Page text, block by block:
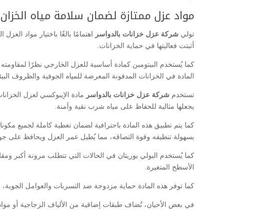
مواد عزل ممتازة لضمان سلامة مياه الخزان
تولي شركة عزل خزانات بالدواسر اهتمامًا بالغًا باختيار مواد
أثبتت فعاليتها في حماية الخزانات.
كما يُستخدم البيتومين كمادة أساسية للعزل الخارجي نظرًا
المادة في الخزانات المدفونة المعرضة للمياه الجوفية والظروف
تستخدم شركة عزل خزانات بالدواسر مادة الإيبوكسي لعزل
يجعلها مثالية للحفاظ على مياه شرب نقية وآمنة.
كما يتم تطبيق هذه المادة باحترافية لضمان تغطية كاملة لجميع
بسهولة تنظيفه وقوة التصاقه، مما يُطيل عمر العزل ويحافظ على
كما يُستخدم البولي يوريثان في الحالات التي تتطلب مرونة أكبر
الأسطح المتغيرة.
كما توفر هذه المادة حماية مزدوجة ضد التسربات والعوامل الجوية،
في بعض الأحيان، تُضاف طبقات إضافية من الألياف الزجاجية أو